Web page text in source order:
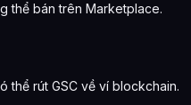
thể bán trên Marketplace.
thể rút GSC về ví blockchain.